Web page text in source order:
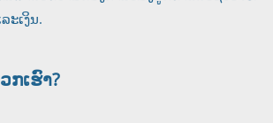
ະເງິນ.
ເຮົາ​?